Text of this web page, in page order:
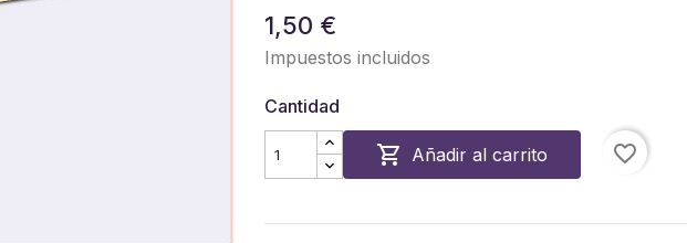
1,50 €
Impuestos incluidos
Cantidad
 Añadir al carrito favorite_border